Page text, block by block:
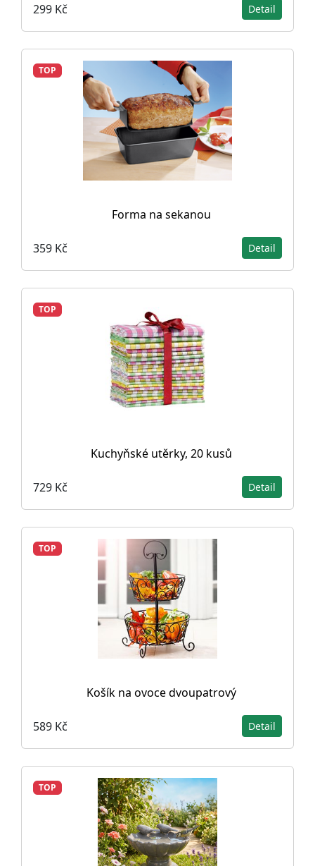
299 Kč Detail
TOP
Forma na sekanou
359 Kč Detail
TOP
Kuchyňské utěrky, 20 kusů
729 Kč Detail
TOP
Košík na ovoce dvoupatrový
589 Kč Detail
TOP